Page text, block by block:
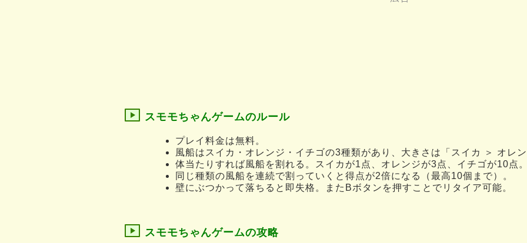
スモモちゃんゲームのルール
プレイ料金は無料。
風船はスイカ・オレンジ・イチゴの3種類があり、大きさは「スイカ ＞ オレ
体当たりすれば風船を割れる。スイカが1点、オレンジが3点、イチゴが10点
同じ種類の風船を連続で割っていくと得点が2倍になる（最高10個まで）。
壁にぶつかって落ちると即失格。またBボタンを押すことでリタイア可能。
スモモちゃんゲームの攻略